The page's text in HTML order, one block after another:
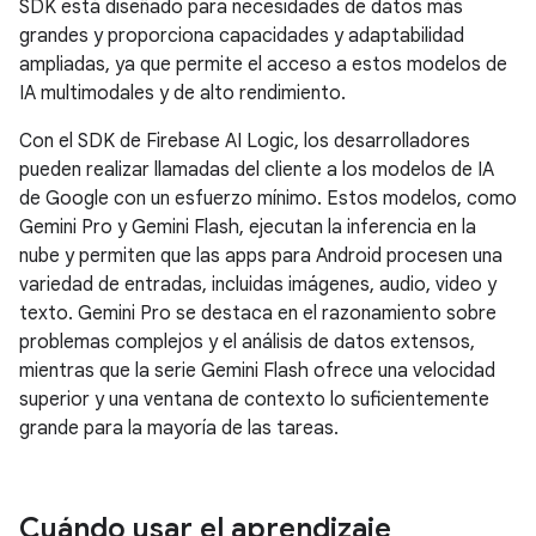
SDK está diseñado para necesidades de datos más
grandes y proporciona capacidades y adaptabilidad
ampliadas, ya que permite el acceso a estos modelos de
IA multimodales y de alto rendimiento.
Con el SDK de Firebase AI Logic, los desarrolladores
pueden realizar llamadas del cliente a los modelos de IA
de Google con un esfuerzo mínimo. Estos modelos, como
Gemini Pro y Gemini Flash, ejecutan la inferencia en la
nube y permiten que las apps para Android procesen una
variedad de entradas, incluidas imágenes, audio, video y
texto. Gemini Pro se destaca en el razonamiento sobre
problemas complejos y el análisis de datos extensos,
mientras que la serie Gemini Flash ofrece una velocidad
superior y una ventana de contexto lo suficientemente
grande para la mayoría de las tareas.
Cuándo usar el aprendizaje